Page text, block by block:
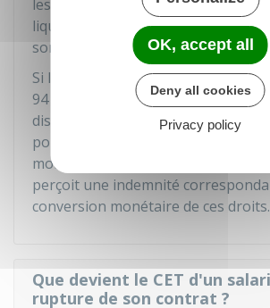
les salaires) en cas de redressement
liquidation judiciaire de l'entreprise.
sont assurés dans la limite de 94
Si le salarié a acquis des droits
94 200 €
, la convention ou
dispositif d'assurance ou de
pour couvrir les droits acquis au-
montant. S'il n'est pas encore
perçoit une indemnité
conversion monétaire de ces droits.
Que devient le CET d'un
rupture de son contrat ?
OK, accept all
Deny all cookies
Privacy policy